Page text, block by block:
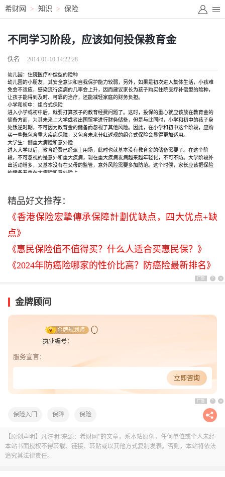
希财网 > 知识 > 保险
不同学习阶段，应该如何投保教育金
佚名 2014-01-10 14:22:28
幼儿园：住院医疗补偿型的险种
幼儿园的小朋友，其安全意识和自我保护能力较弱，另外，如果是初次进入集体生活，小孩难
免会不适应，感染流行疾病的几率会上升，因而建议家长为孩子购买住院医疗补偿型的险种，
让孩子能得到及时、可靠的治疗，还能减轻家庭的财务负担。
小学和初中：组合式保险
进入小学或初中后，就要打算孩子的教育经费问题了。这时，投保的重心就应该放在教育金的
储备方面，为其未来上大学或者出国留学进行财务储备，但是与此同时，小学和初中的孩子身
处叛逆时期，不可因为教育金的储备而忽视了其他风险。因此，在小学和初中这个阶段，应购
买一些既包含重大疾病保障，又包含未来分红返现的组合式保险会显得更加适用。
大学生：侧重大病险和意外险
进入大学以后，教育经费已经派上用场，此时也就基本没有教育金的储备需要了。在这个阶
段，不可忽视的是意外和重大疾病，现在重大疾病发病越来越年轻化，不可不防。大学阶段外
出活动增多，又基本没有在父母的监管，意外风险需要多加防范。这个时候，家长应该把保险
的储备着重在大病险和意外险上。
广告 ? x
精品好文推荐：
《香港保险宏摯傳承保障計劃优缺点，四大优点+缺
点》
《惠民保险值不值得买？什么人适合买惠民保？》
《2024年防癌险哪家的性价比高？防癌险最新排名》
广告 ? x
金牌顾问
金牌规划师
执业编号：
服务宣言：
立即咨询
保险入门 保障 保险
【原创声明】凡注明“来源：希财网”的文章，系本站原创，任何单位或个人未经
本站书面授权不得转载、链接、转贴或以其他方式复制发表。否则，本站将依法
追究其法律责任。